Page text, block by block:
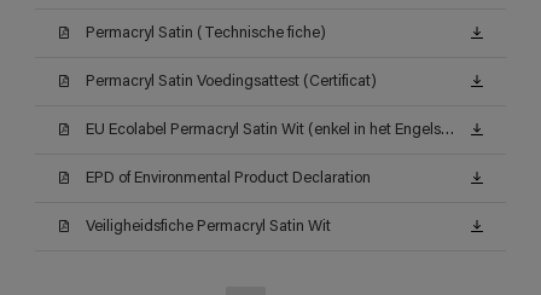
Permacryl Satin (Technische fiche)
Permacryl Satin Voedingsattest (Certificat)
EU Ecolabel Permacryl Satin Wit (enkel in het Engels beschikbaar)
EPD of Environmental Product Declaration
Veiligheidsfiche Permacryl Satin Wit